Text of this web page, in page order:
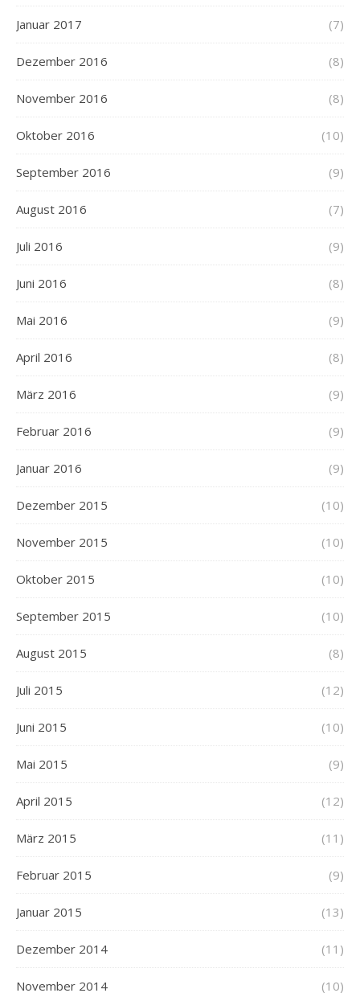
Januar 2017 (7)
Dezember 2016 (8)
November 2016 (8)
Oktober 2016 (10)
September 2016 (9)
August 2016 (7)
Juli 2016 (9)
Juni 2016 (8)
Mai 2016 (9)
April 2016 (8)
März 2016 (9)
Februar 2016 (9)
Januar 2016 (9)
Dezember 2015 (10)
November 2015 (10)
Oktober 2015 (10)
September 2015 (10)
August 2015 (8)
Juli 2015 (12)
Juni 2015 (10)
Mai 2015 (9)
April 2015 (12)
März 2015 (11)
Februar 2015 (9)
Januar 2015 (13)
Dezember 2014 (11)
November 2014 (10)